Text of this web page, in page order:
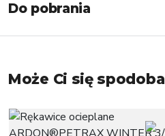
Do pobrania
Może Ci się spodoba